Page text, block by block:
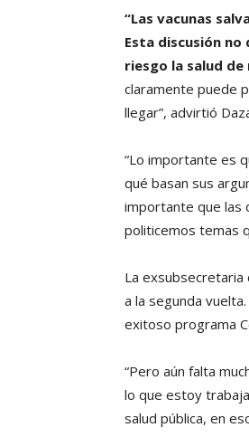
“Las vacunas
Esta discusión
riesgo la salud
claramente puede
llegar”, advirtió
“Lo importante es
qué basan sus
importante que las
politicemos temas
La exsubsecretaria
a la segunda
exitoso programa
“Pero aún falta
lo que estoy
salud pública, en